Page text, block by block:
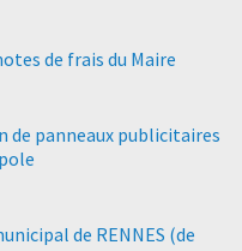
de frais du Maire
panneaux publicitaires
de RENNES (de